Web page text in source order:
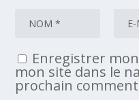
Enregistrer
mon site dans le
prochain